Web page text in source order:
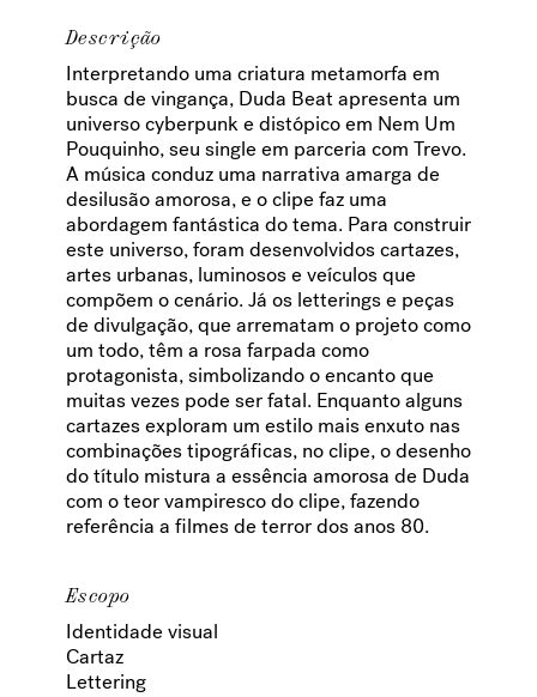
Descrição
Interpretando uma criatura metamorfa em
busca de vingança, Duda Beat apresenta um
universo cyberpunk e distópico em Nem Um
Pouquinho, seu single em parceria com Trevo.
A música conduz uma narrativa amarga de
desilusão amorosa, e o clipe faz uma
abordagem fantástica do tema. Para construir
este universo, foram desenvolvidos cartazes,
artes urbanas, luminosos e veículos que
compõem o cenário. Já os letterings e peças
de divulgação, que arrematam o projeto como
um todo, têm a rosa farpada como
protagonista, simbolizando o encanto que
muitas vezes pode ser fatal. Enquanto alguns
cartazes exploram um estilo mais enxuto nas
combinações tipográficas, no clipe, o desenho
do título mistura a essência amorosa de Duda
com o teor vampiresco do clipe, fazendo
referência a filmes de terror dos anos 80.
Escopo
Identidade visual
Cartaz
Lettering